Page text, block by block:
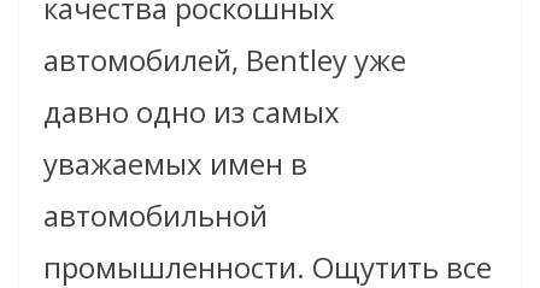
автомобилей, Bentley уже
давно одно из самых
уважаемых имен в
автомобильной
промышленности. Ощутить все